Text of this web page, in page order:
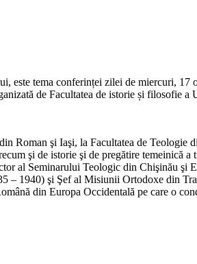
este tema conferinței zilei de miercuri, 17
de Facultatea de istorie și filosofie a
Roman şi Iaşi, la Facultatea de Teologie
şi de istorie şi de pregătire temeinică a
al Seminarului Teologic din Chişinău şi
– 1940) şi Şef al Misiunii Ortodoxe din
din Europa Occidentală pe care o